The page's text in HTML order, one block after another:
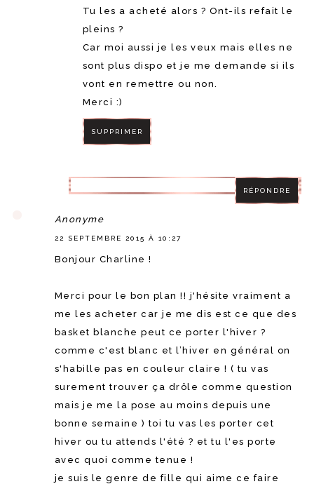
Tu les a acheté alors ? Ont-ils refait le
pleins ?
Car moi aussi je les veux mais elles ne
sont plus dispo et je me demande si ils
vont en remettre ou non.
Merci :)
SUPPRIMER
RÉPONDRE
Anonyme
22 SEPTEMBRE 2015 À 10:27
Bonjour Charline !
Merci pour le bon plan !! j'hésite vraiment a
me les acheter car je me dis est ce que des
basket blanche peut ce porter l'hiver ?
comme c'est blanc et l’hiver en général on
s'habille pas en couleur claire ! ( tu vas
surement trouver ça drôle comme question
mais je me la pose au moins depuis une
bonne semaine ) toi tu vas les porter cet
hiver ou tu attends l'été ? et tu l'es porte
avec quoi comme tenue !
je suis le genre de fille qui aime ce faire